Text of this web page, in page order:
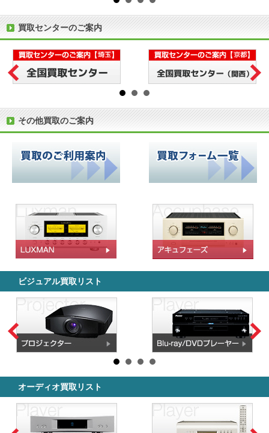
買取センターのご案内
その他買取のご案内
ビジュアル買取リスト
オーディオ買取リスト